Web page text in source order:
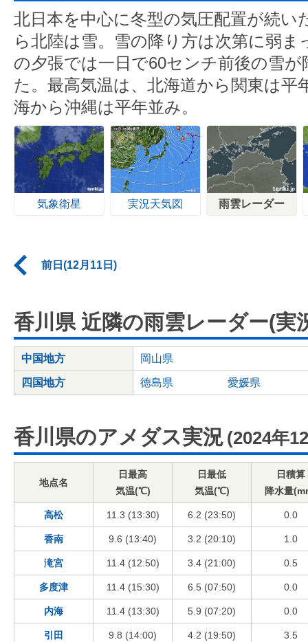
北日本を中心に冬型の気圧配置が続い
ら北陸は雪。雪の降り方は次第に弱ま
の夕張では一日で60センチ前後の雪
た。最高気温は、北海道から関東は平
海から沖縄は平年並み。
気象衛星 実況天気図 雨雲レーダー
前日(12月11日)
香川県 近隣の雨雲レーダー(実
中国地方 岡山県
四国地方 徳島県 愛媛県
香川県のアメダス実況 (2024年
地点名
日最高
気温(℃)
日最低
気温(℃)
日積算
降水量
高松 11.3 (13:30) 6.2 (23:50) 0.0
香南 9.6 (13:40) 3.2 (20:10) 1.0
滝宮 11.4 (12:50) 3.4 (21:00) 0.5
多度津 11.4 (15:30) 6.5 (07:50) 0.0
内海 11.4 (13:30) 5.9 (07:20) 0.0
引田 9.8 (14:00) 4.2 (19:50) 3.5